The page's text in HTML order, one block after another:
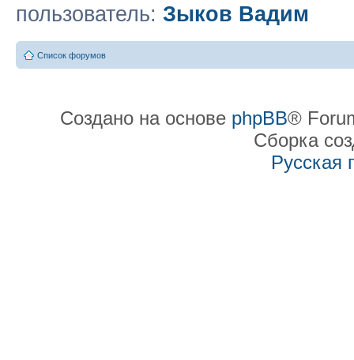
пользователь: Зыков Вадим
Список форумов
Создано на основе phpBB®
Сборка
Русская